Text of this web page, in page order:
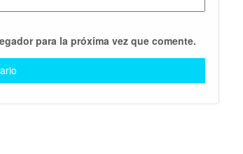
para la próxima vez que comente.